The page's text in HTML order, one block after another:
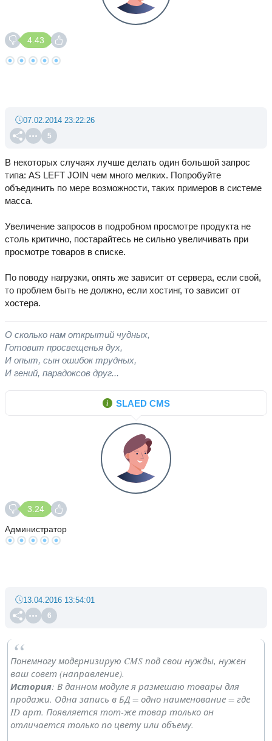
4.43
5
07.02.2014 23:22:26
В некоторых случаях лучше делать один большой запрос
типа: AS LEFT JOIN чем много мелких. Попробуйте
объединить по мере возможности, таких примеров в системе
масса.
Увеличение запросов в подробном просмотре продукта не
столь критично, постарайтесь не сильно увеличивать при
просмотре товаров в списке.
По поводу нагрузки, опять же зависит от сервера, если свой,
то проблем быть не должно, если хостинг, то зависит от
хостера.
О сколько нам открытий чудных,
Готовит просвещенья дух,
И опыт, сын ошибок трудных,
И гений, парадоксов друг...
SLAED CMS
3.24
Администратор
6
13.04.2016 13:54:01
Понемногу модернизирую CMS под свои нужды, нужен
ваш совет (направление).
История: В данном модуле я размешаю товары для
продажи. Одна запись в БД = одно наименование = где
ID арт. Появляется тот-же товар только он
отличается только по цвету или объему.